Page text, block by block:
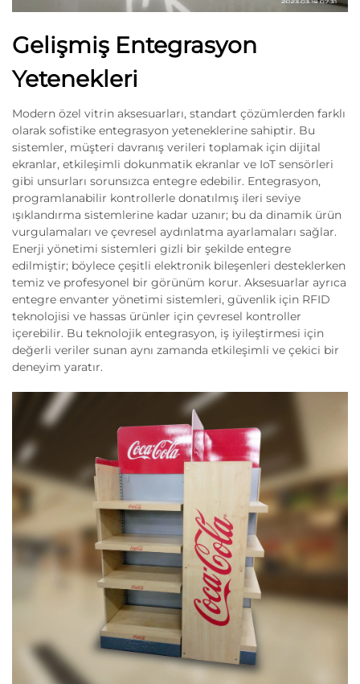
Gelişmiş Entegrasyon
Yetenekleri
Modern özel vitrin aksesuarları, standart çözümlerden farklı
olarak sofistike entegrasyon yeteneklerine sahiptir. Bu
sistemler, müşteri davranış verileri toplamak için dijital
ekranlar, etkileşimli dokunmatik ekranlar ve IoT sensörleri
gibi unsurları sorunsızca entegre edebilir. Entegrasyon,
programlanabilir kontrollerle donatılmış ileri seviye
ışıklandırma sistemlerine kadar uzanır; bu da dinamik ürün
vurgulamaları ve çevresel aydınlatma ayarlamaları sağlar.
Enerji yönetimi sistemleri gizli bir şekilde entegre
edilmiştir; böylece çeşitli elektronik bileşenleri desteklerken
temiz ve profesyonel bir görünüm korur. Aksesuarlar ayrıca
entegre envanter yönetimi sistemleri, güvenlik için RFID
teknolojisi ve hassas ürünler için çevresel kontroller
içerebilir. Bu teknolojik entegrasyon, iş iyileştirmesi için
değerli veriler sunan aynı zamanda etkileşimli ve çekici bir
deneyim yaratır.